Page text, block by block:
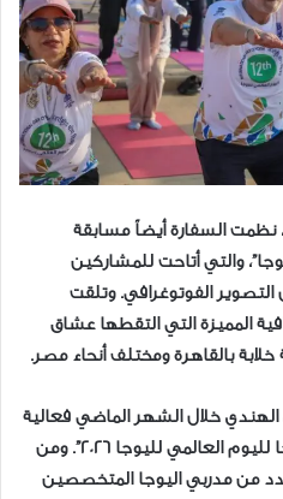
نظمت السفارة أيضاً مسابقة
والتي أتاحت للمشاركين
التصوير الفوتوغرافي. وتلقت
المميزة التي التقطها عشاق
بالقاهرة ومختلف أنحاء مصر.
الهندي خلال الشهر الماضي فعالية
بعنوان “سلسلة فيديوهات اليوجا لليوم العالمي لليوجا 2026”. ومن
من مدربي اليوجا المتخصصين